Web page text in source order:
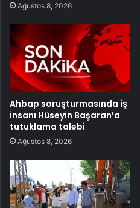
Ağustos 8, 2026
Ahbap soruşturmasında iş
insanı Hüseyin Başaran’a
tutuklama talebi
Ağustos 8, 2026